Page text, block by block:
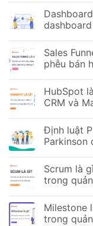
Sales
phễu bán
HubSpot
CRM và
Định luật
Parkinson
Scrum là
trong
Milestone
trong